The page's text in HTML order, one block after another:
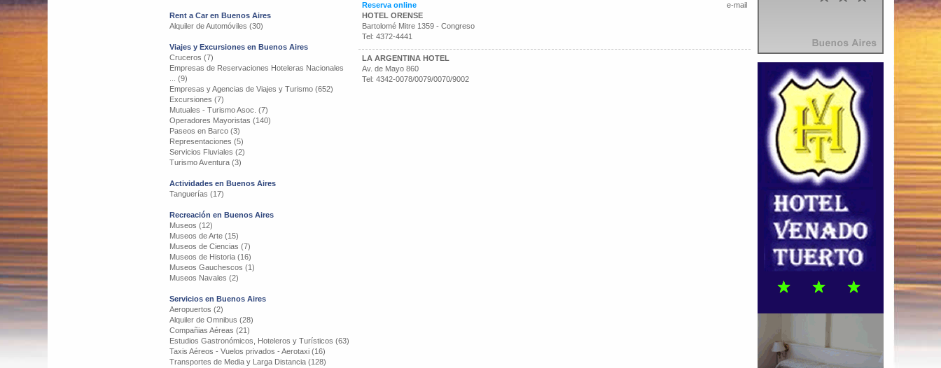
Rent a Car en Buenos Aires
Alquiler de Automóviles (30)
Viajes y Excursiones en Buenos Aires
Cruceros (7)
Empresas de Reservaciones Hoteleras Nacionales
... (9)
Empresas y Agencias de Viajes y Turismo (652)
Excursiones (7)
Mutuales - Turismo Asoc. (7)
Operadores Mayoristas (140)
Paseos en Barco (3)
Representaciones (5)
Servicios Fluviales (2)
Turismo Aventura (3)
Actividades en Buenos Aires
Tanguerías (17)
Recreación en Buenos Aires
Museos (12)
Museos de Arte (15)
Museos de Ciencias (7)
Museos de Historia (16)
Museos Gauchescos (1)
Museos Navales (2)
Servicios en Buenos Aires
Aeropuertos (2)
Alquiler de Omnibus (28)
Compañias Aéreas (21)
Estudios Gastronómicos, Hoteleros y Turísticos (63)
Taxis Aéreos - Vuelos privados - Aerotaxi (16)
Transportes de Media y Larga Distancia (128)
e-mail
Reserva online
HOTEL ORENSE
Bartolomé Mitre 1359 - Congreso
Tel: 4372-4441
LA ARGENTINA HOTEL
Av. de Mayo 860
Tel: 4342-0078/0079/0070/9002